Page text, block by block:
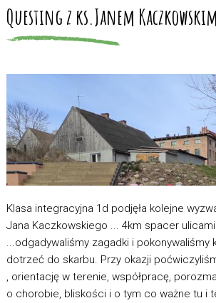
Questing z ks.Janem Kaczkowskim
Klasa integracyjna 1d podjęła kolejne
Jana Kaczkowskiego ... 4km spacer
...odgadywaliśmy zagadki i pokonywaliśmy
dotrzeć do skarbu. Przy okazji
, orientację w terenie, współpracę,
o chorobie, bliskości i o tym co ważne tu i